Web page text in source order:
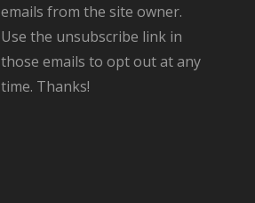
emails from the site owner.
Use the unsubscribe link in
those emails to opt out at any
time. Thanks!